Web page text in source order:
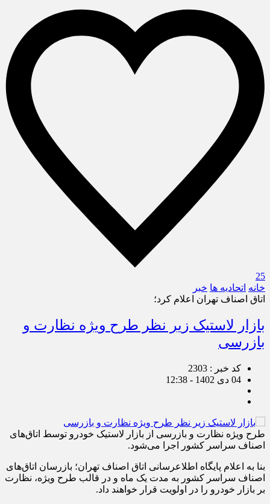
25
خانه اتحادیه ها خبر
اتاق اصناف تهران اعلام کرد؛
بازار لاستیک‌‌ زیر نظر طرح ویژه نظارت و
بازرسی‌
کد خبر : 2303
04 دی 1402 - 12:38
طرح ویژه ‌نظارت و بازرسی از بازار لاستیک خودرو‌ توسط اتاق‌های
اصناف سراسر کشور اجرا می‌شود.
بنا به اعلام پایگاه اطلاع‎رسانی اتاق اصناف تهران؛ بازرسان اتاق‌های
اصناف سراسر کشور به مدت یک ماه و در قالب طرح ویژه، نظارت
بر بازار خودرو را در اولویت قرار خواهند داد.